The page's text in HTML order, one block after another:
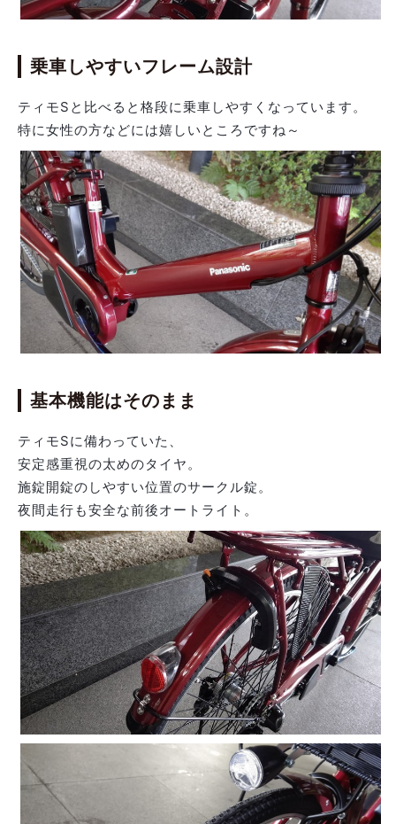
乗車しやすいフレーム設計
ティモSと比べると格段に乗車しやすくなっています。
特に女性の方などには嬉しいところですね～
基本機能はそのまま
ティモSに備わっていた、
安定感重視の太めのタイヤ。
施錠開錠のしやすい位置のサークル錠。
夜間走行も安全な前後オートライト。